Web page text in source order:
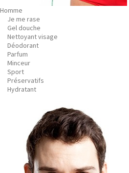
Homme
Je me rase
Gel douche
Nettoyant visage
Déodorant
Parfum
Minceur
Sport
Préservatifs
Hydratant